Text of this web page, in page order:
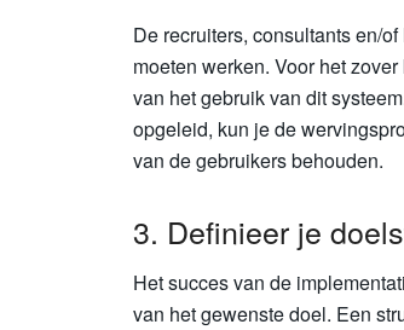
De recruiters, consultants en/
moeten werken. Voor het
van het gebruik van dit
opgeleid, kun je de
van de gebruikers behouden.
3. Definieer je
Het succes van de
van het gewenste doel. Een